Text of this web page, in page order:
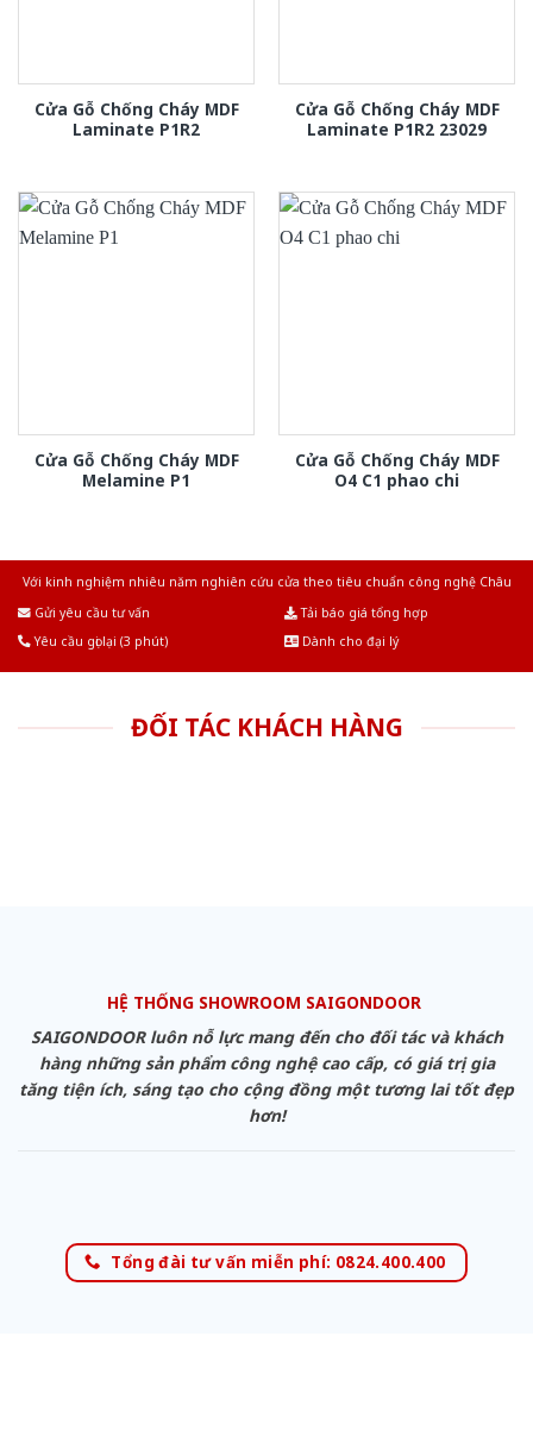
Cửa Gỗ Chống Cháy MDF
Laminate P1R2
Cửa Gỗ Chống Cháy MDF
Laminate P1R2 23029
Cửa Gỗ Chống Cháy MDF
Melamine P1
Cửa Gỗ Chống Cháy MDF
O4 C1 phao chi
Với kinh nghiệm nhiêu năm nghiên cứu cửa theo tiêu chuẩn công nghệ Châu
Gửi yêu cầu tư vấn
Tải báo giá tổng hợp
Yêu cầu gọi lại (3 phút)
Dành cho đại lý
ĐỐI TÁC KHÁCH HÀNG
HỆ THỐNG SHOWROOM SAIGONDOOR
SAIGONDOOR luôn nỗ lực mang đến cho đối tác và khách
hàng những sản phẩm công nghệ cao cấp, có giá trị gia
tăng tiện ích, sáng tạo cho cộng đồng một tương lai tốt đẹp
hơn!
Tổng đài tư vấn miễn phí: 0824.400.400